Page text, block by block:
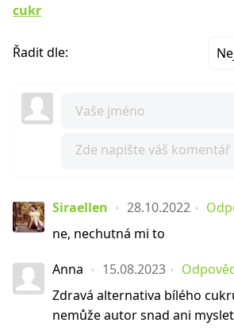
cukr
Řadit dle:
Siraellen 28.10.2022
ne, nechutná mi to
Anna 15.08.2023
Zdravá alternativa bílého
nemůže autor snad ani